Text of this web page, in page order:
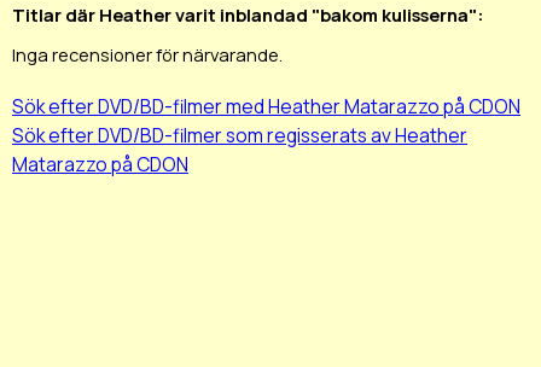
Titlar där Heather varit inblandad "bakom kulisserna":
Inga recensioner för närvarande.
Sök efter DVD/BD-filmer med Heather Matarazzo på CDON
Sök efter DVD/BD-filmer som regisserats av Heather
Matarazzo på CDON